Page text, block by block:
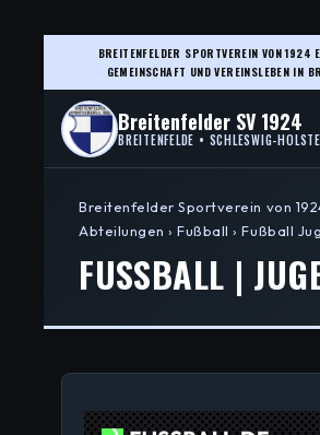
BREITENFELDER SPORTVEREIN VON
GEMEINSCHAFT UND VEREINSLEBEN IN
Breitenfelder SV 1924
BREITENFELDE • SCHLESWIG-
Breitenfelder Sportverein von
Abteilungen › Fußball › Fußball
FUSSBALL |